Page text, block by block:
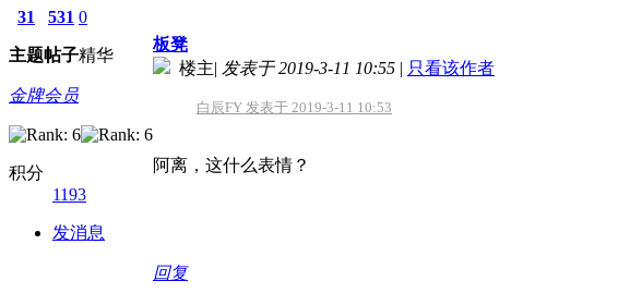
31
主题
531
帖子
0
精华
金牌会员
积分
1193
发消息
板凳
楼主| 发表于 2019-3-11 10:55 | 只看该作者
白辰FY 发表于 2019-3-11 10:53
阿离，这什么表情？
回复